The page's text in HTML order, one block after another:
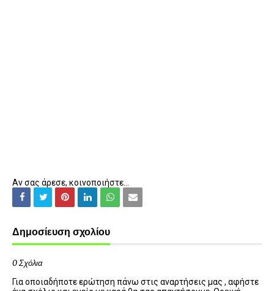
Αν σας άρεσε, κοινοποιήστε...
Δημοσίευση σχολίου
0 Σχόλια
Για οποιαδήποτε ερώτηση πάνω στις αναρτήσεις μας , αφήστε